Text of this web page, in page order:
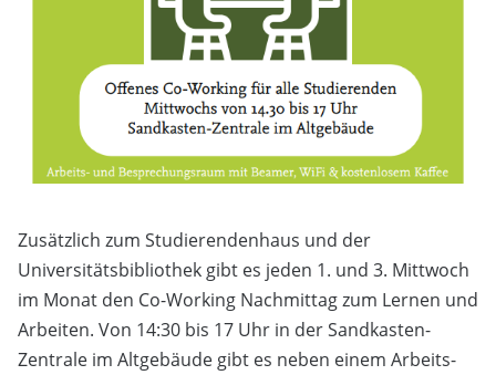
Zusätzlich zum Studierendenhaus und der
Universitätsbibliothek gibt es jeden 1. und 3. Mittwoch
im Monat den Co-Working Nachmittag zum Lernen und
Arbeiten. Von 14:30 bis 17 Uhr in der Sandkasten-
Zentrale im Altgebäude gibt es neben einem Arbeits-